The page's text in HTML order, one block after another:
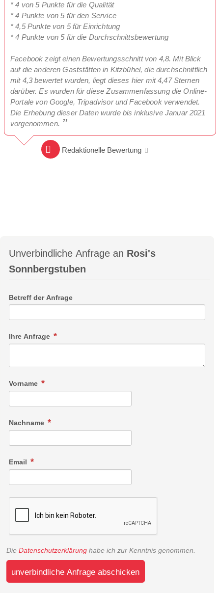
* 4 von 5 Punkte für die Qualität
* 4 Punkte von 5 für den Service
* 4,5 Punkte von 5 für Einrichtung
* 4 Punkte von 5 für die Durchschnittsbewertung
Facebook zeigt einen Bewertungsschnitt von 4,8. Mit Blick
auf die anderen Gaststätten in Kitzbühel, die durchschnittlich
mit 4,3 bewertet wurden, liegt dieses hier mit 4,47 Sternen
darüber. Es wurden für diese Zusammenfassung die Online-
Portale von Google, Tripadvisor und Facebook verwendet.
Die Erhebung dieser Daten wurde bis inklusive Januar 2021
vorgenommen.
Redaktionelle Bewertung
Unverbindliche Anfrage an Rosi's
Sonnbergstuben
Betreff der Anfrage
Ihre Anfrage
Vorname
Nachname
Email
Die Datenschutzerklärung habe ich zur Kenntnis genommen.
unverbindliche Anfrage abschicken